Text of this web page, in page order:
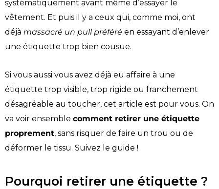
systématiquement avant même d’essayer le
vêtement. Et puis il y a ceux qui, comme moi, ont
déjà massacré un pull préféré en essayant d’enlever
une étiquette trop bien cousue.
Si vous aussi vous avez déjà eu affaire à une
étiquette trop visible, trop rigide ou franchement
désagréable au toucher, cet article est pour vous. On
va voir ensemble comment retirer une étiquette
proprement, sans risquer de faire un trou ou de
déformer le tissu. Suivez le guide !
Pourquoi retirer une étiquette ?